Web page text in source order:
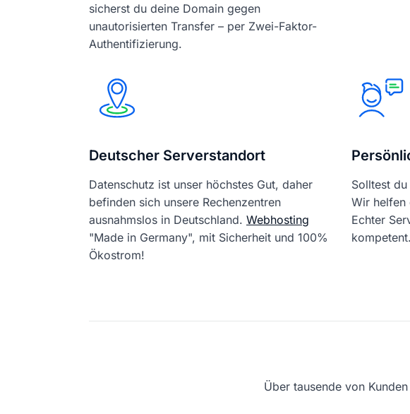
sicherst du deine Domain gegen
unautorisierten Transfer – per Zwei-Faktor-
Authentifizierung.
Deutscher Serverstandort
Datenschutz ist unser höchstes Gut, daher
befinden sich unsere Rechenzentren
ausnahmslos in Deutschland. Webhosting
"Made in Germany", mit Sicherheit und 100%
Ökostrom!
Solltest
Wir helfen
Echter
kompetent.
Über tausende von